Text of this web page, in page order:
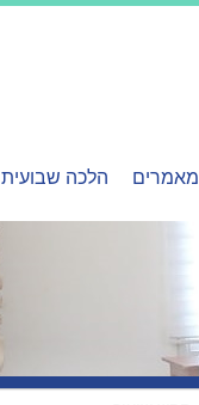
מאמרים הלכה שבועית